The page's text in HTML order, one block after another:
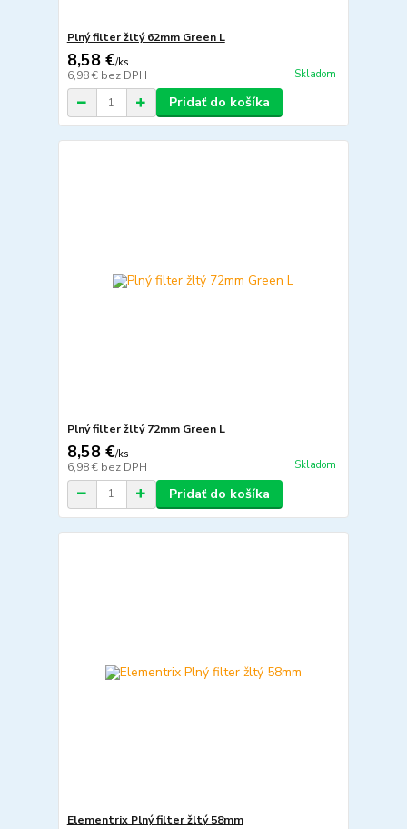
Plný filter žltý 62mm Green L
8,58 €/ks
6,98 € bez DPH Skladom
Pridať do košíka
Plný filter žltý 72mm Green L
8,58 €/ks
6,98 € bez DPH Skladom
Pridať do košíka
Elementrix Plný filter žltý 58mm